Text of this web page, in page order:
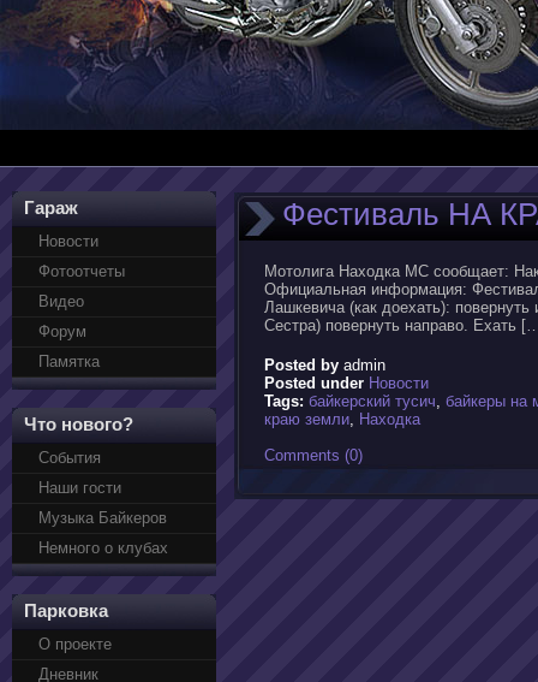
Гараж
Новости
Фотоотчеты
Видео
Форум
Памятка
Что нового?
События
Наши гости
Музыка Байкеров
Немного о клубах
Парковка
О проекте
Дневник
Фестиваль НА
Мотолига Находка МС сообщает:
Официальная информация:
Лашкевича (как доехать):
Сестра) повернуть направо. Ехать
Posted by admin
Posted under Новости
Tags: байкерский тусич, байкеры на
краю земли, Находка
Comments (0)